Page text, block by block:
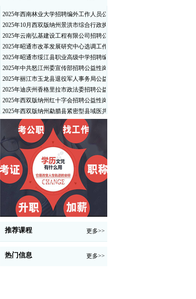
2025年西南林业大学招聘编外工作人员公告（三）
2025年10月西双版纳州景洪市综合行政执法局招聘人员公告
2025年云南弘基建设工程有限公司招聘公告
2025年昭通市改革发展研究中心选调工作人员职业素质测评通告
2025年昭通市绥江县职业高级中学招聘编外紧缺临聘数学教师公告
2025年中共怒江州委宣传部招聘公益性岗位公告
2025年丽江市玉龙县退役军人事务局公益性岗位招聘公告
2025年迪庆州香格里拉市政法委招聘公益性岗位公告
2025年西双版纳州红十字会招聘公益性岗位人员公告
2025年西双版纳州勐腊县紧密型县域医共体招聘编外人员公告
推荐课程 更多>>
热门信息 更多>>